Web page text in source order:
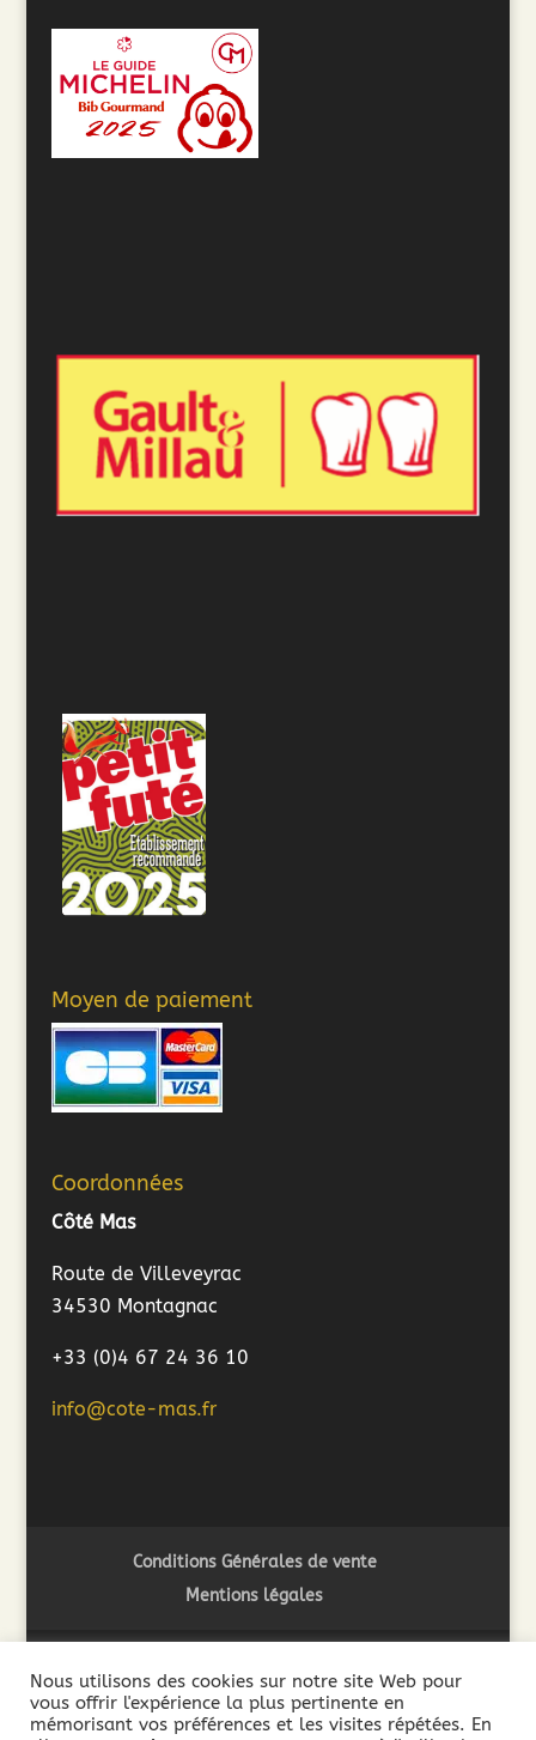
Moyen de paiement
Coordonnées
Côté Mas
Route de Villeveyrac
34530 Montagnac
+33 (0)4 67 24 36 10
info@cote-mas.fr
Conditions Générales de vente
Mentions légales
2018 ©Côté Mas - L'abus d'alcool est dangereux pour la
Nous utilisons des cookies sur notre site Web pour
vous offrir l'expérience la plus pertinente en
mémorisant vos préférences et les visites répétées. En